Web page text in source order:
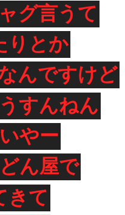
グ言うて
りとか
んですけど
すんねん
やー
ん屋で
きて